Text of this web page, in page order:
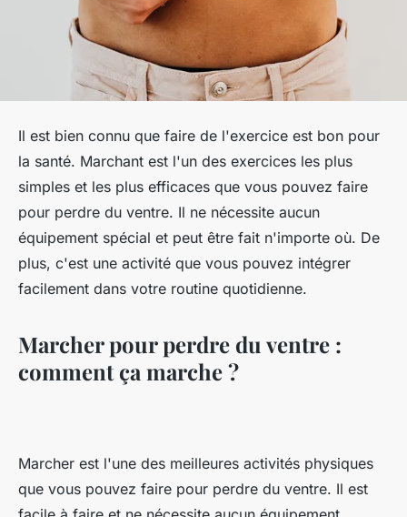
Il est bien connu que faire de l'exercice est bon pour
la santé. Marchant est l'un des exercices les plus
simples et les plus efficaces que vous pouvez faire
pour perdre du ventre. Il ne nécessite aucun
équipement spécial et peut être fait n'importe où. De
plus, c'est une activité que vous pouvez intégrer
facilement dans votre routine quotidienne.
Marcher pour perdre du ventre :
comment ça marche ?
Marcher est l'une des meilleures activités physiques
que vous pouvez faire pour perdre du ventre. Il est